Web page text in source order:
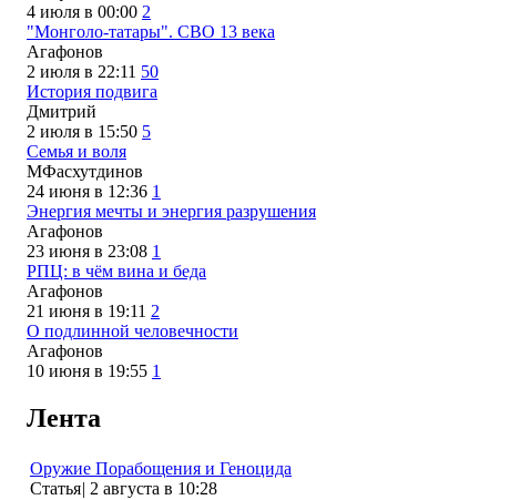
4 июля в 00:00 2
"Монголо-татары". СВО 13 века
Агафонов
2 июля в 22:11 50
История подвига
Дмитрий
2 июля в 15:50 5
Семья и воля
МФасхутдинов
24 июня в 12:36 1
Энергия мечты и энергия разрушения
Агафонов
23 июня в 23:08 1
РПЦ: в чём вина и беда
Агафонов
21 июня в 19:11 2
О подлинной человечности
Агафонов
10 июня в 19:55 1
Лента
Оружие Порабощения и Геноцида
Статья| 2 августа в 10:28